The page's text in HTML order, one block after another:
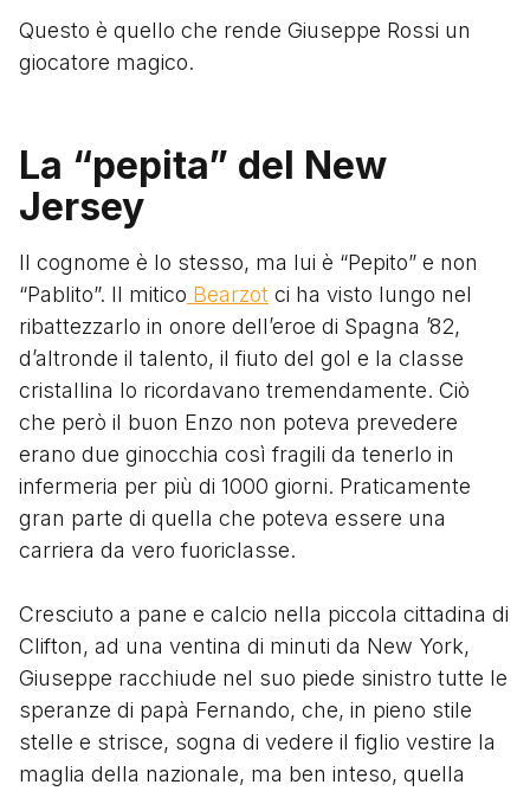
Questo è quello che rende Giuseppe Rossi un
giocatore magico.
La “pepita” del New
Jersey
Il cognome è lo stesso, ma lui è “Pepito” e non
“Pablito”. Il mitico Bearzot ci ha visto lungo nel
ribattezzarlo in onore dell’eroe di Spagna ’82,
d’altronde il talento, il fiuto del gol e la classe
cristallina lo ricordavano tremendamente. Ciò
che però il buon Enzo non poteva prevedere
erano due ginocchia così fragili da tenerlo in
infermeria per più di 1000 giorni. Praticamente
gran parte di quella che poteva essere una
carriera da vero fuoriclasse.
Cresciuto a pane e calcio nella piccola cittadina di
Clifton, ad una ventina di minuti da New York,
Giuseppe racchiude nel suo piede sinistro tutte le
speranze di papà Fernando, che, in pieno stile
stelle e strisce, sogna di vedere il figlio vestire la
maglia della nazionale, ma ben inteso, quella